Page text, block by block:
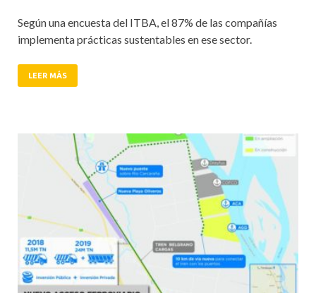
Según una encuesta del ITBA, el 87% de las compañías
implementa prácticas sustentables en ese sector.
LEER MÁS